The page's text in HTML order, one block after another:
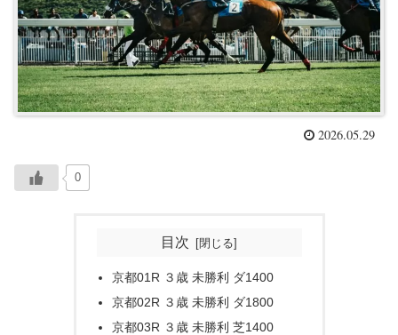
2026.05.29
0
目次
京都01R ３歳 未勝利 ダ1400
京都02R ３歳 未勝利 ダ1800
京都03R ３歳 未勝利 芝1400